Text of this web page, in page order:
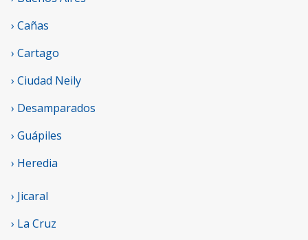
› Cañas
› Cartago
› Ciudad Neily
› Desamparados
› Guápiles
› Heredia
› Jicaral
› La Cruz